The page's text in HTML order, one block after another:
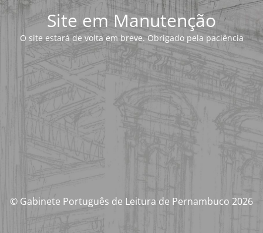
Site em Manutenção
O site estará de volta em breve. Obrigado pela paciência
© Gabinete Português de Leitura de Pernambuco 2026